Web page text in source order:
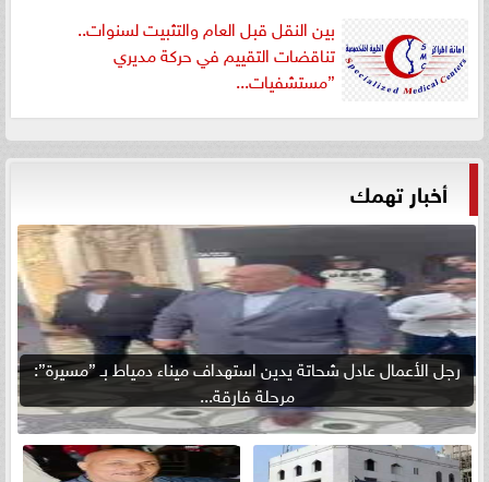
بين النقل قبل العام والتثبيت لسنوات..
تناقضات التقييم في حركة مديري
”مستشفيات...
أخبار تهمك
رجل الأعمال عادل شحاتة يدين استهداف ميناء دمياط بـ ”مسيرة”:
مرحلة فارقة...